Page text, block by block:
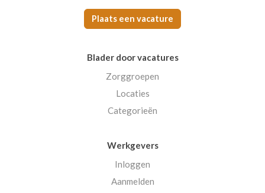
Plaats een vacature
Blader door vacatures
Zorggroepen
Locaties
Categorieën
Werkgevers
Inloggen
Aanmelden